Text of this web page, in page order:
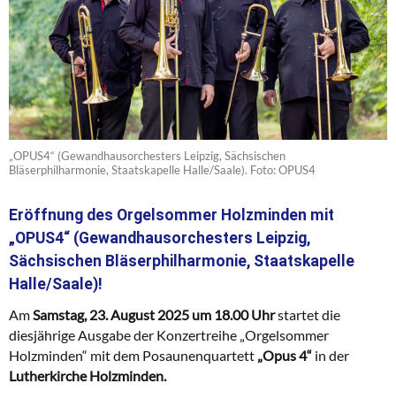
„OPUS4“ (Gewandhausorchesters Leipzig, Sächsischen
Bläserphilharmonie, Staatskapelle Halle/Saale). Foto: OPUS4
Eröffnung des Orgelsommer Holzminden mit
„OPUS4“ (Gewandhausorchesters Leipzig,
Sächsischen Bläserphilharmonie, Staatskapelle
Halle/Saale)!
AmSamstag, 23. August 2025 um 18.00 Uhrstartet die
diesjährige Ausgabe der Konzertreihe „Orgelsommer
Holzminden“ mit dem Posaunenquartett „Opus 4“ in der
Lutherkirche Holzminden.